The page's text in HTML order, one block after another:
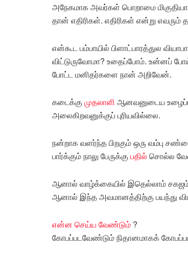
அநேகமாக அவர்கள் பொறாமை
தான் எதிரிகள். எதிரிகள் என்று
என்கூட பம்பாயில் பிளாட்பாரத்துல
விட்டுருவோமா? உதைப்போம். உன்னப் போய்
போட்ட மனிதர்களை நான் அறிவேன்.
கடைக்கு முதலாளி ஆனவனுடைய
அலைகிறவனுக்குப் புரியவில்லை.
நன்றாக வளர்ந்த பிறகும் ஒரு வம்பு
பார்க்கும் நாலு பேருக்கு பதில் சொல்ல
ஆனால் வாழ்க்கையில் இதெல்லாம்
ஆனால் இந்த அவமானத்திற்கு பயந்து
என்ன செய்ய வேண்டும் ?
கோபப்படவேண்டும் நிதானமாகக்